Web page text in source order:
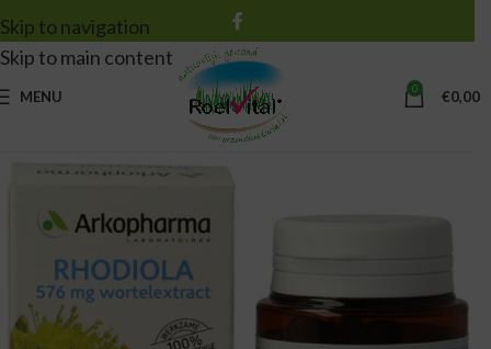
Skip to navigation
Skip to main content
MENU 0 €0,00